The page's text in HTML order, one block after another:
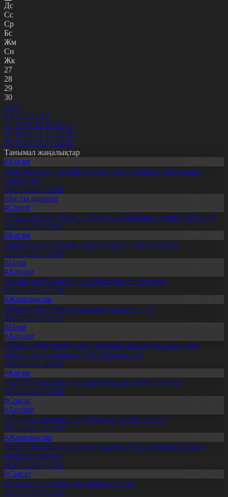
Дс
Сс
Ср
Бс
Жм
Сн
Жк
27
28
29
30
1 2 3
4 5 6 7 8 9 10
11 12 13 14 15 16 17
18 19 20 21 22 23 24
25 26 27 28 29 30 31
Танымал жаңалықтар
#Қоғам
Енді салалық дәрігерге қаралу үшін терапевт жолдамасы
қажет емес
30.07.2026, 20:05
#Басты ақпарат
#Спорт
«Болашақ ойындары – 2026» халықаралық турнирі басталды
30.07.2026, 10:01
#Қоғам
Құрылтай сайлауына үміткерлердің тізімі бекітілді
13.07.2026, 20:03
#Білім
#Aqparat
Жапондар Қазақстан өсімдіктерін зерттеп жүр
04.08.2026, 17:30
#Жаңалықтар
Шымкентте теміржолшылар марапатталды
31.07.2026, 17:15
#Білім
#Aqparat
«Тәуелсіздік ұрпақтары» грантын тағайындау жөніндегі
комиссияның қорытынды отырысы өтті
31.07.2026, 20:11
#Қоғам
«Әділет» партиясы кандидаттардың тізімін бекітті
10.07.2026, 20:08
#Саясат
#Aqparat
«Әділет» партиясы кандидаттар тізімін бекітті
10.07.2026, 17:00
#Жаңалықтар
Жетісу облысының жүргізушілері 170 мыңнан астам жол
ережесін бұзған
31.07.2026, 17:02
#Саясат
Ұлттық теледебат жаңа форматта өтті
30.07.2026, 10:18